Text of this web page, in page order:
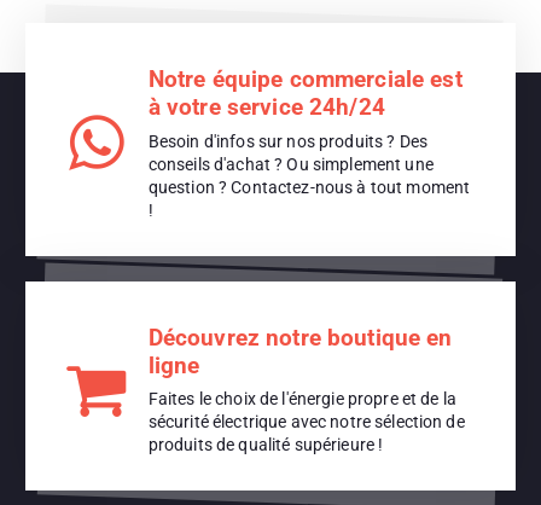
Notre équipe commerciale est
à votre service 24h/24
Besoin d'infos sur nos produits ? Des
conseils d'achat ? Ou simplement une
question ? Contactez-nous à tout moment
!
Découvrez notre boutique en
ligne
Faites le choix de l'énergie propre et de la
sécurité électrique avec notre sélection de
produits de qualité supérieure !